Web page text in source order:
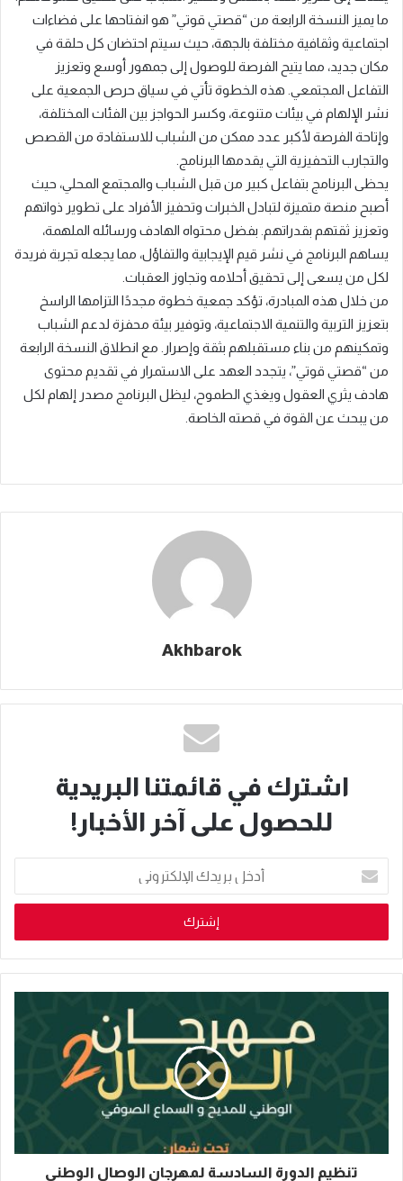
ما يميز النسخة الرابعة من “قصتي قوتي” هو انفتاحها على فضاءات
اجتماعية وثقافية مختلفة بالجهة، حيث سيتم احتضان كل حلقة في
مكان جديد، مما يتيح الفرصة للوصول إلى جمهور أوسع وتعزيز
التفاعل المجتمعي. هذه الخطوة تأتي في سياق حرص الجمعية على
نشر الإلهام في بيئات متنوعة، وكسر الحواجز بين الفئات المختلفة،
وإتاحة الفرصة لأكبر عدد ممكن من الشباب للاستفادة من القصص
والتجارب التحفيزية التي يقدمها البرنامج.
يحظى البرنامج بتفاعل كبير من قبل الشباب والمجتمع المحلي، حيث
أصبح منصة متميزة لتبادل الخبرات وتحفيز الأفراد على تطوير ذواتهم
وتعزيز ثقتهم بقدراتهم. بفضل محتواه الهادف ورسائله الملهمة،
يساهم البرنامج في نشر قيم الإيجابية والتفاؤل، مما يجعله تجربة فريدة
لكل من يسعى إلى تحقيق أحلامه وتجاوز العقبات.
من خلال هذه المبادرة، تؤكد جمعية خطوة مجددًا التزامها الراسخ
بتعزيز التربية والتنمية الاجتماعية، وتوفير بيئة محفزة لدعم الشباب
وتمكينهم من بناء مستقبلهم بثقة وإصرار. مع انطلاق النسخة الرابعة
من “قصتي قوتي”، يتجدد العهد على الاستمرار في تقديم محتوى
هادف يثري العقول ويغذي الطموح، ليظل البرنامج مصدر إلهام لكل
من يبحث عن القوة في قصته الخاصة.
Akhbarok
اشترك في قائمتنا البريدية
للحصول على آخر الأخبار!
بريدك
الإلكتروني
تنظيم الدورة السادسة لمهرجان الوصال الوطني